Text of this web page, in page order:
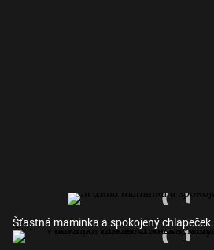
Šťastná maminka a spokojený chlapeček.